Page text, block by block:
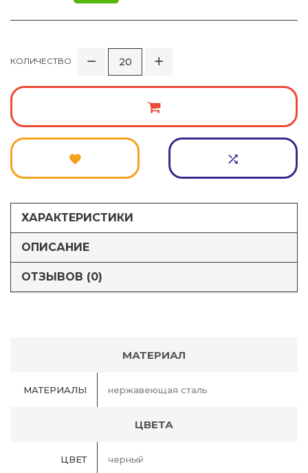
КОЛИЧЕСТВО
ХАРАКТЕРИСТИКИ
ОПИСАНИЕ
ОТЗЫВОВ (0)
МАТЕРИАЛ
МАТЕРИАЛЫ нержавеющая сталь
ЦВЕТА
ЦВЕТ черный